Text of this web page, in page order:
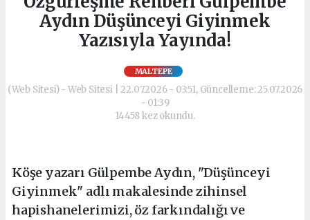
Aydın Düşünceyi Giyinmek
Yazısıyla Yayında!
MALTEPE
(Web Sitesi) - Web Sitesi | 22.07.2026 - 03:51, Güncelleme: 25.07.2026
- 01:39
14458 kez okundu.
Köşe yazarı Gülpembe Aydın, "Düşünceyi
Giyinmek" adlı makalesinde zihinsel
hapishanelerimizi, öz farkındalığı ve